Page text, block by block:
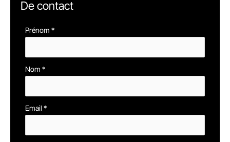
De contact
Formulaire
avec
téléphone
Prénom *
Nom *
Email *